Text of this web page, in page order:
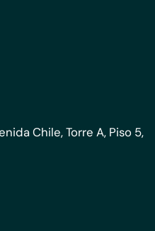
Chile, Torre A, Piso 5,